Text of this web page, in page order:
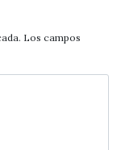
Los campos